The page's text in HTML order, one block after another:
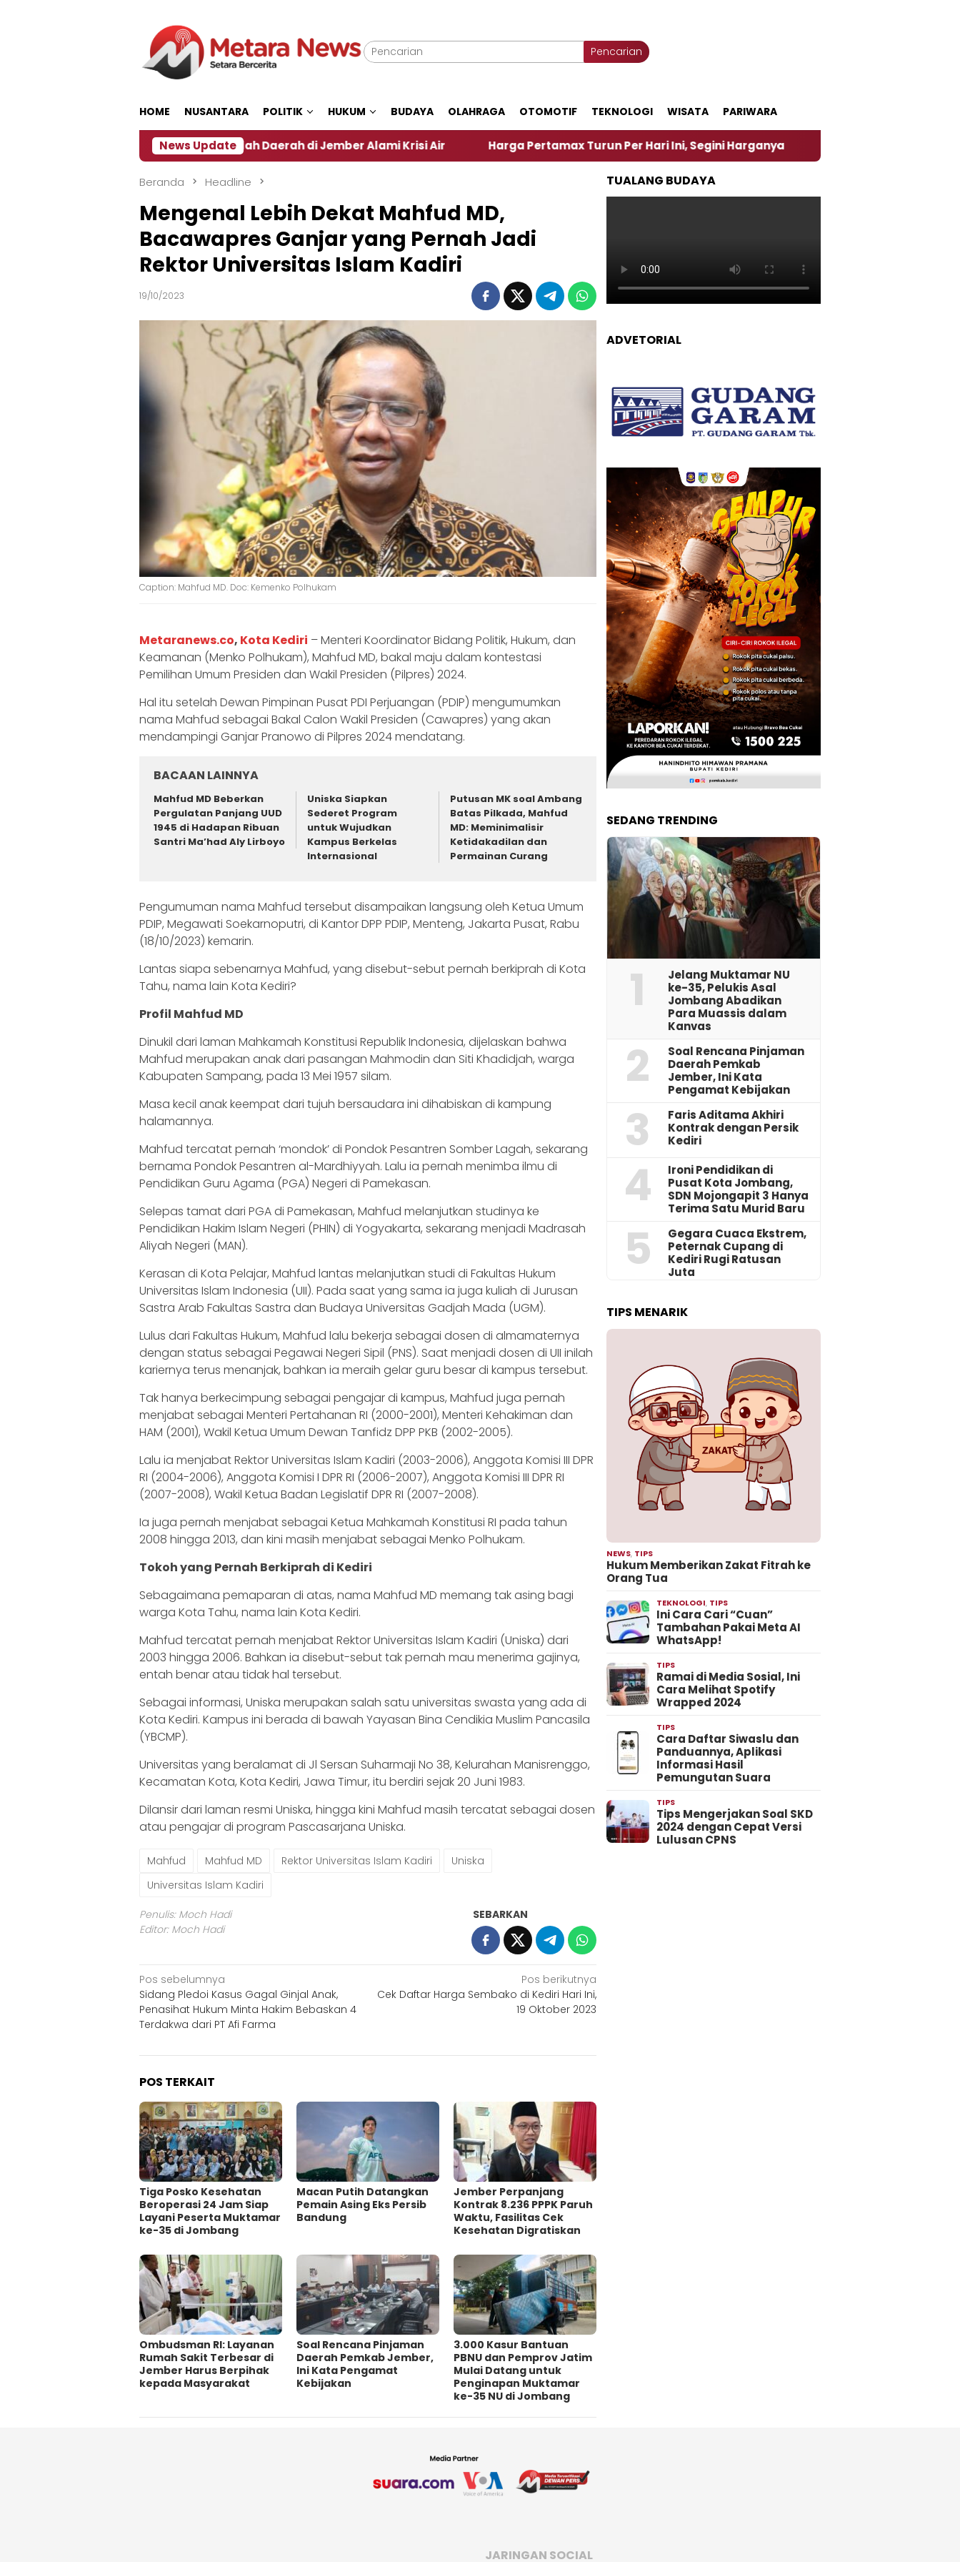
Pencarian
HOME NUSANTARA POLITIK HUKUM BUDAYA OLAHRAGA OTOMOTIF TEKNOLOGI WISATA PARIWARA
News Update
Dampak El Nino, Sejumlah Daerah di Jember Alami Krisi Air Harga Pertamax Turun Per Hari Ini, Segini Harganya ‎Nasirun Maestro Lukis Pemadu
Beranda Headline
Mengenal Lebih Dekat Mahfud MD,
Bacawapres Ganjar yang Pernah Jadi
Rektor Universitas Islam Kadiri
19/10/2023
Caption: Mahfud MD. Doc: Kemenko Polhukam
Metaranews.co, Kota Kediri – Menteri Koordinator Bidang Politik, Hukum, dan
Keamanan (Menko Polhukam), Mahfud MD, bakal maju dalam kontestasi
Pemilihan Umum Presiden dan Wakil Presiden (Pilpres) 2024.
Hal itu setelah Dewan Pimpinan Pusat PDI Perjuangan (PDIP) mengumumkan
nama Mahfud sebagai Bakal Calon Wakil Presiden (Cawapres) yang akan
mendampingi Ganjar Pranowo di Pilpres 2024 mendatang.
BACAAN LAINNYA
Mahfud MD Beberkan
Pergulatan Panjang UUD
1945 di Hadapan Ribuan
Santri Ma’had Aly Lirboyo
Uniska Siapkan
Sederet Program
untuk Wujudkan
Kampus Berkelas
Internasional
Putusan MK soal Ambang
Batas Pilkada, Mahfud
MD: Meminimalisir
Ketidakadilan dan
Permainan Curang
Pengumuman nama Mahfud tersebut disampaikan langsung oleh Ketua Umum
PDIP, Megawati Soekarnoputri, di Kantor DPP PDIP, Menteng, Jakarta Pusat, Rabu
(18/10/2023) kemarin.
Lantas siapa sebenarnya Mahfud, yang disebut-sebut pernah berkiprah di Kota
Tahu, nama lain Kota Kediri?
Profil Mahfud MD
Dinukil dari laman Mahkamah Konstitusi Republik Indonesia, dijelaskan bahwa
Mahfud merupakan anak dari pasangan Mahmodin dan Siti Khadidjah, warga
Kabupaten Sampang, pada 13 Mei 1957 silam.
Masa kecil anak keempat dari tujuh bersaudara ini dihabiskan di kampung
halamannya.
Mahfud tercatat pernah ‘mondok’ di Pondok Pesantren Somber Lagah, sekarang
bernama Pondok Pesantren al-Mardhiyyah. Lalu ia pernah menimba ilmu di
Pendidikan Guru Agama (PGA) Negeri di Pamekasan.
Selepas tamat dari PGA di Pamekasan, Mahfud melanjutkan studinya ke
Pendidikan Hakim Islam Negeri (PHIN) di Yogyakarta, sekarang menjadi Madrasah
Aliyah Negeri (MAN).
Kerasan di Kota Pelajar, Mahfud lantas melanjutkan studi di Fakultas Hukum
Universitas Islam Indonesia (UII). Pada saat yang sama ia juga kuliah di Jurusan
Sastra Arab Fakultas Sastra dan Budaya Universitas Gadjah Mada (UGM).
Lulus dari Fakultas Hukum, Mahfud lalu bekerja sebagai dosen di almamaternya
dengan status sebagai Pegawai Negeri Sipil (PNS). Saat menjadi dosen di UII inilah
kariernya terus menanjak, bahkan ia meraih gelar guru besar di kampus tersebut.
Tak hanya berkecimpung sebagai pengajar di kampus, Mahfud juga pernah
menjabat sebagai Menteri Pertahanan RI (2000-2001), Menteri Kehakiman dan
HAM (2001), Wakil Ketua Umum Dewan Tanfidz DPP PKB (2002-2005).
Lalu ia menjabat Rektor Universitas Islam Kadiri (2003-2006), Anggota Komisi III DPR
RI (2004-2006), Anggota Komisi I DPR RI (2006-2007), Anggota Komisi III DPR RI
(2007-2008), Wakil Ketua Badan Legislatif DPR RI (2007-2008).
Ia juga pernah menjabat sebagai Ketua Mahkamah Konstitusi RI pada tahun
2008 hingga 2013, dan kini masih menjabat sebagai Menko Polhukam.
Tokoh yang Pernah Berkiprah di Kediri
Sebagaimana pemaparan di atas, nama Mahfud MD memang tak asing bagi
warga Kota Tahu, nama lain Kota Kediri.
Mahfud tercatat pernah menjabat Rektor Universitas Islam Kadiri (Uniska) dari
2003 hingga 2006. Bahkan ia disebut-sebut tak pernah mau menerima gajinya,
entah benar atau tidak hal tersebut.
Sebagai informasi, Uniska merupakan salah satu universitas swasta yang ada di
Kota Kediri. Kampus ini berada di bawah Yayasan Bina Cendikia Muslim Pancasila
(YBCMP).
Universitas yang beralamat di Jl Sersan Suharmaji No 38, Kelurahan Manisrenggo,
Kecamatan Kota, Kota Kediri, Jawa Timur, itu berdiri sejak 20 Juni 1983.
Dilansir dari laman resmi Uniska, hingga kini Mahfud masih tercatat sebagai dosen
atau pengajar di program Pascasarjana Uniska.
Mahfud Mahfud MD Rektor Universitas Islam Kadiri
Uniska
Universitas Islam Kadiri
Penulis: Moch Hadi
Editor: Moch Hadi
SEBARKAN
Navigasi
pos
Pos sebelumnya
Sidang Pledoi Kasus Gagal Ginjal Anak,
Penasihat Hukum Minta Hakim Bebaskan 4
Terdakwa dari PT Afi Farma
Pos berikutnya
Cek Daftar Harga Sembako di Kediri Hari Ini,
19 Oktober 2023
POS TERKAIT
Tiga Posko Kesehatan
Beroperasi 24 Jam Siap
Layani Peserta Muktamar
ke-35 di Jombang
Macan Putih Datangkan
Pemain Asing Eks Persib
Bandung
Jember Perpanjang
Kontrak 8.236 PPPK Paruh
Waktu, Fasilitas Cek
Kesehatan Digratiskan
Ombudsman RI: Layanan
Rumah Sakit Terbesar di
Jember Harus Berpihak
kepada Masyarakat
‎Soal Rencana Pinjaman
Daerah Pemkab Jember,
Ini Kata Pengamat
Kebijakan ‎
3.000 Kasur Bantuan
PBNU dan Pemprov Jatim
Mulai Datang untuk
Penginapan Muktamar
ke-35 NU di Jombang
TUALANG BUDAYA
ADVETORIAL
SEDANG TRENDING
1
Jelang Muktamar NU
ke-35, Pelukis Asal
Jombang Abadikan
Para Muassis dalam
Kanvas
2
‎Soal Rencana Pinjaman
Daerah Pemkab
Jember, Ini Kata
Pengamat Kebijakan ‎
3
Faris Aditama Akhiri
Kontrak dengan Persik
Kediri
4
Ironi Pendidikan di
Pusat Kota Jombang,
SDN Mojongapit 3 Hanya
Terima Satu Murid Baru
5
‎Gegara Cuaca Ekstrem,
Peternak Cupang di
Kediri Rugi Ratusan
Juta
TIPS MENARIK
NEWS, TIPS
Hukum Memberikan Zakat Fitrah ke
Orang Tua
TEKNOLOGI, TIPS
Ini Cara Cari “Cuan”
Tambahan Pakai Meta AI
WhatsApp!
TIPS
Ramai di Media Sosial, Ini
Cara Melihat Spotify
Wrapped 2024
TIPS
Cara Daftar Siwaslu dan
Panduannya, Aplikasi
Informasi Hasil
Pemungutan Suara
TIPS
Tips Mengerjakan Soal SKD
2024 dengan Cepat Versi
Lulusan CPNS
JARINGAN SOCIAL